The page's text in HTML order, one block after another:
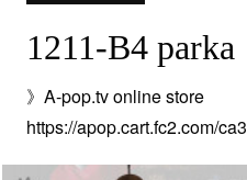
1211-B4 parka
》A-pop.tv online store
https://apop.cart.fc2.com/